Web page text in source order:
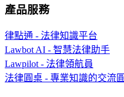
產品服務
律點通 - 法律知識平台
Lawbot AI - 智慧法律助手
Lawpilot - 法律領航員
法律圓桌 - 專業知識的交流